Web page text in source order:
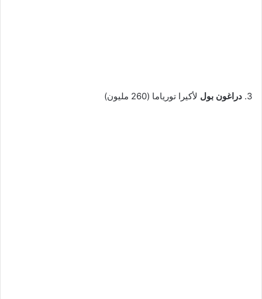
3. دراغون بول لأكيرا تورياما (260 مليون)